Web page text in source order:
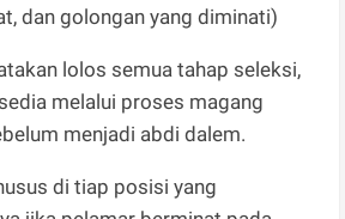
dan golongan yang diminati)
lolos semua tahap seleksi,
melalui proses magang
menjadi abdi dalem.
di tiap posisi yang